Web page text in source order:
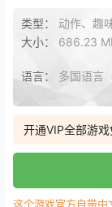
类型： 动作、趣
大小： 686.23
语言： 多国语言
开通VIP全部游
这个游戏官方自带中